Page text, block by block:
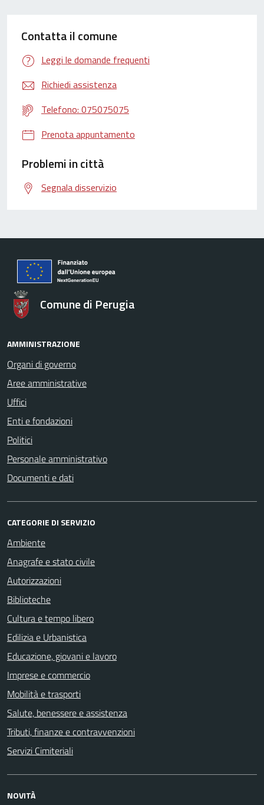
Contatta il comune
Leggi le domande frequenti
Richiedi assistenza
Telefono: 075075075
Prenota appuntamento
Problemi in città
Segnala disservizio
Comune di Perugia
AMMINISTRAZIONE
Organi di governo
Aree amministrative
Uffici
Enti e fondazioni
Politici
Personale amministrativo
Documenti e dati
CATEGORIE DI SERVIZIO
Ambiente
Anagrafe e stato civile
Autorizzazioni
Biblioteche
Cultura e tempo libero
Edilizia e Urbanistica
Educazione, giovani e lavoro
Imprese e commercio
Mobilità e trasporti
Salute, benessere e assistenza
Tributi, finanze e contravvenzioni
Servizi Cimiteriali
NOVITÀ